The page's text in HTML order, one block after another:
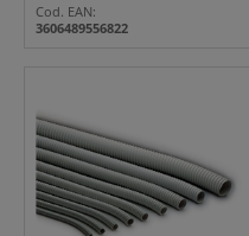
Cod. EAN:
3606489556822